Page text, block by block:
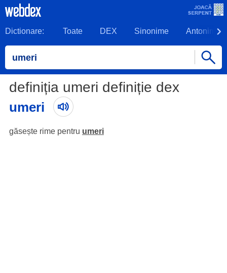
Dictionare: Toate DEX Sinonime Antonime
definiția umeri definiție dex
umeri
găsește rime pentru umeri